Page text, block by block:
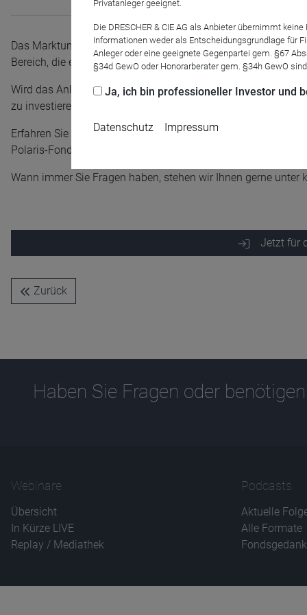
Das Marktumfeld hat sich durch die rasante Zinswende
Bereich, die es jetzt zu nutzen gilt.
Wird das Anleihen-Comeback von Dauer sein, wie
zu investieren?
Erfahren Sie von den Fondsmanagern Peter Rieth und Nils
Polaris-Fondsfamilie sich auf das veränderte Marktumfeld
Wann immer Sie Fragen haben, stehen wir Ihnen gerne unter
Jetzt für
Zurück
Haben Sie Fragen oder
Webinare
Übersicht
In Kürze LIVE
Replay / Mediathek
Podcasts
Aktuelle
Alle Formate
Privatanleger geeignet.
Die DRESCHER & CIE AG als Anbieter übernimmt
Informationen weder als Entscheidungsgrundlage für
Anleger oder eine geeignete Gegenpartei gem. §67
§34d GewO oder Honorarberater gem. §34h GewO sind.
Ja, ich bin professioneller Investor und
Datenschutz Impressum
Name
CPref
Zweck